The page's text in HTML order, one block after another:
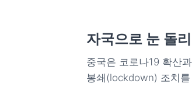
자국으로 눈 돌
중국은 코로나19 확산
봉쇄(lockdown) 조치